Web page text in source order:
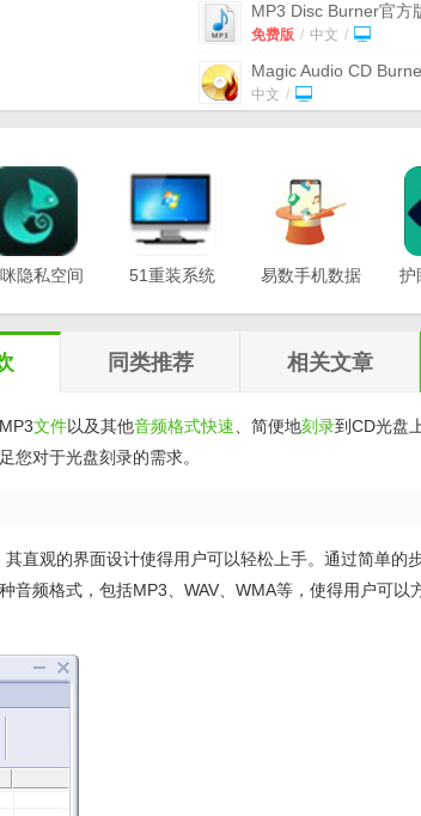
MP3 Disc Burner官方
件) v1.85 免费版
免费版 / 中文 /
Magic Audio CD
件)
v1.4.3
中文 /
光盘刻录软件(True
Free Audio CD
刻录软件) v8.0.0官方版
官方版 / 中文
Free Audio CD Burner
最新版
中文 /
ALO CD & DVD
隐私空间
51重装系统
易数手机数据
护
同类推荐 相关文章
文件以及其他音频格式快速 、简便地刻录到CD光盘
您对于光盘刻录的需求。
直观的界面设计使得用户可以轻松上手。通过简单的
频格式，包括MP3、WAV、WMA等，使得用户可以